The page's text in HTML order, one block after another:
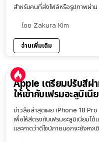
สำหรับคนที่ส่งไฟล์หรือรูปภาพผ่า
โดย Zakura Kim
อ่านเพิ่มเติม
Apple เตรียมปรับสีฝ
ให้เข้ากับเฟรมอะลูมิเนี
ข่าวลือล่าสุดเผย iPhone 18 Pro
เพื่อให้สีตรงกับเฟรมอะลูมิเนียมไ
และคาดว่าดีไซน์ภายนอกจะยังคง